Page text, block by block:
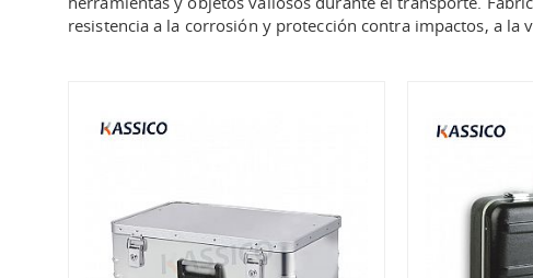
resistencia a la corrosión y protección contra impactos, a la